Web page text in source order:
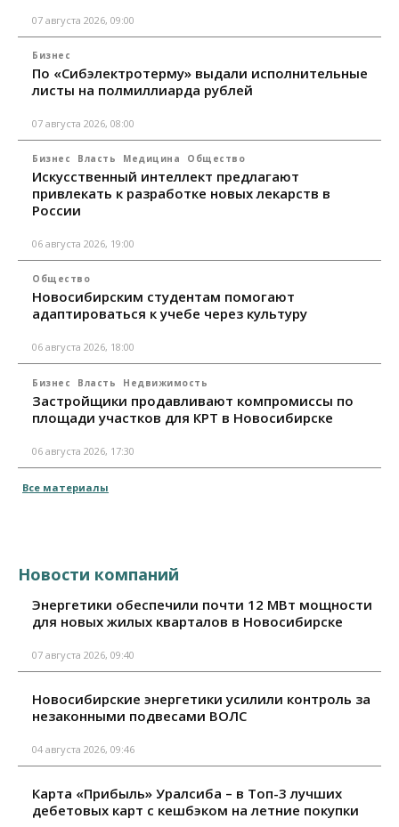
07 августа 2026, 09:00
Бизнес
По «Сибэлектротерму» выдали исполнительные
листы на полмиллиарда рублей
07 августа 2026, 08:00
Бизнес Власть Медицина Общество
Искусственный интеллект предлагают
привлекать к разработке новых лекарств в
России
06 августа 2026, 19:00
Общество
Новосибирским студентам помогают
адаптироваться к учебе через культуру
06 августа 2026, 18:00
Бизнес Власть Недвижимость
Застройщики продавливают компромиссы по
площади участков для КРТ в Новосибирске
06 августа 2026, 17:30
Все материалы
Новости компаний
Энергетики обеспечили почти 12 МВт мощности
для новых жилых кварталов в Новосибирске
07 августа 2026, 09:40
Новосибирские энергетики усилили контроль за
незаконными подвесами ВОЛС
04 августа 2026, 09:46
Карта «Прибыль» Уралсиба – в Топ-3 лучших
дебетовых карт с кешбэком на летние покупки